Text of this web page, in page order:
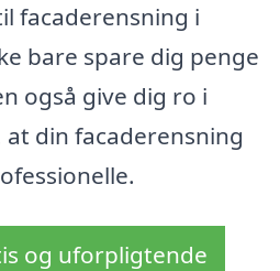
facaderensning i
bare spare dig penge
også give dig ro i
din facaderensning
og uforpligtende